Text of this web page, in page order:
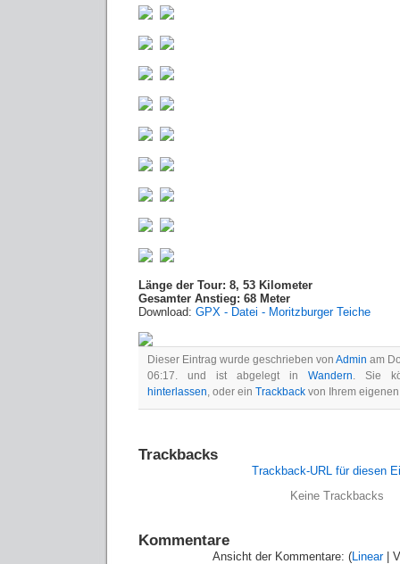
Länge der Tour: 8, 53 Kilometer
Gesamter Anstieg: 68 Meter
Download: GPX - Datei - Moritzburger Teiche
Dieser Eintrag wurde geschrieben von Admin am
06:17. und ist abgelegt in Wandern. Sie
hinterlassen, oder ein Trackback von Ihrem
Trackbacks
Trackback-URL für diesen
Keine Trackbacks
Kommentare
Ansicht der Kommentare: (Linear|